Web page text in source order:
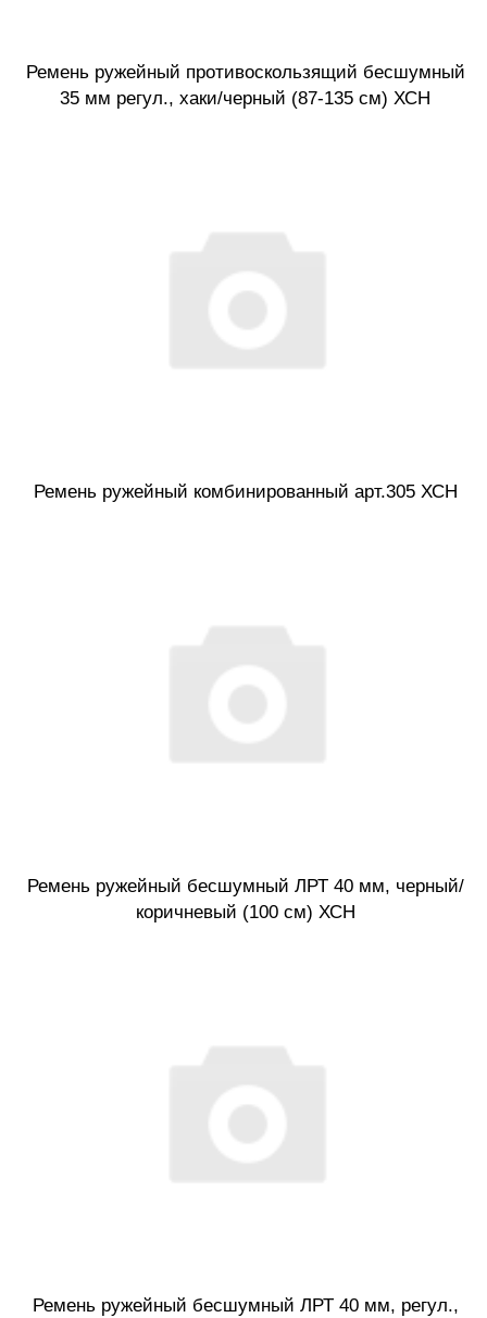
Ремень ружейный противоскользящий бесшумный
35 мм регул., хаки/черный (87-135 см) ХСН
Ремень ружейный комбинированный арт.305 ХСН
Ремень ружейный бесшумный ЛРТ 40 мм, черный/
коричневый (100 см) ХСН
Ремень ружейный бесшумный ЛРТ 40 мм, регул.,